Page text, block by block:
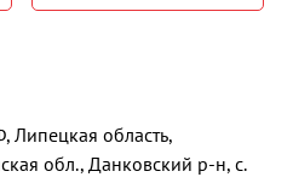
Липецкая область,
обл., Данковский р-н, с.